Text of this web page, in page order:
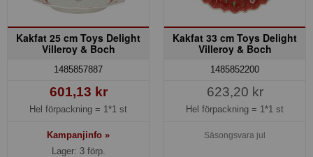
Kakfat 25 cm Toys Delight
Villeroy & Boch
1485857887
601,13 kr
Hel förpackning = 1*1 st
Kampanjinfo »
Lager: 3 förp.
Kakfat 33 cm Toys Delight
Villeroy & Boch
1485852200
623,20 kr
Hel förpackning = 1*1 st
Säsongsvara jul